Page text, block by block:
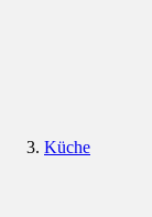
Küche